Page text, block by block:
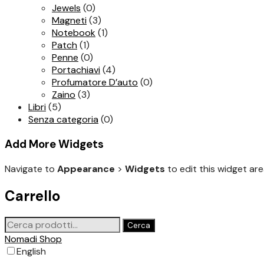
Jewels (0)
Magneti(3)
Notebook(1)
Patch(1)
Penne (0)
Portachiavi(4)
Profumatore D’auto (0)
Zaino (3)
Libri(5)
Senza categoria(0)
Add More Widgets
Navigate to Appearance > Widgets to edit this widget
Carrello
Cerca: Cerca
Nomadi Shop
English